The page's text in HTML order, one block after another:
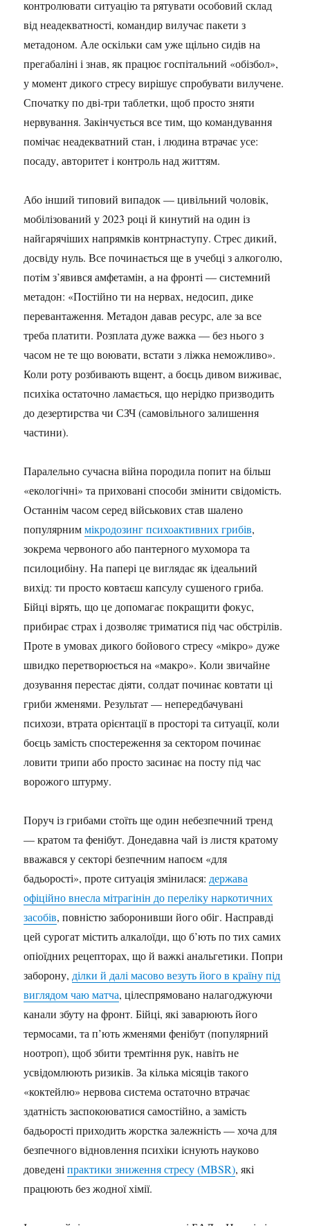
контролювати ситуацію та рятувати особовий склад
від неадекватності, командир вилучає пакети з
метадоном. Але оскільки сам уже щільно сидів на
прегабаліні і знав, як працює госпітальний «обізбол»,
у момент дикого стресу вирішує спробувати вилучене.
Спочатку по дві-три таблетки, щоб просто зняти
нервування. Закінчується все тим, що командування
помічає неадекватний стан, і людина втрачає усе:
посаду, авторитет і контроль над життям.
Або інший типовий випадок — цивільний чоловік,
мобілізований у 2023 році й кинутий на один із
найгарячіших напрямків контрнаступу. Стрес дикий,
досвіду нуль. Все починається ще в учебці з алкоголю,
потім з’явився амфетамін, а на фронті — системний
метадон: «Постійно ти на нервах, недосип, дике
перевантаження. Метадон давав ресурс, але за все
треба платити. Розплата дуже важка — без нього з
часом не те що воювати, встати з ліжка неможливо».
Коли роту розбивають вщент, а боєць дивом виживає,
психіка остаточно ламається, що нерідко призводить
до дезертирства чи СЗЧ (самовільного залишення
частини).
Паралельно сучасна війна породила попит на більш
«екологічні» та приховані способи змінити свідомість.
Останнім часом серед військових став шалено
популярниммікродозинг психоактивних грибів,
зокрема червоного або пантерного мухомора та
псилоцибіну. На папері це виглядає як ідеальний
вихід: ти просто ковтаєш капсулу сушеного гриба.
Бійці вірять, що це допомагає покращити фокус,
прибирає страх і дозволяє триматися під час обстрілів.
Проте в умовах дикого бойового стресу «мікро» дуже
швидко перетворюється на «макро». Коли звичайне
дозування перестає діяти, солдат починає ковтати ці
гриби жменями. Результат — непередбачувані
психози, втрата орієнтації в просторі та ситуації, коли
боєць замість спостереження за сектором починає
ловити трипи або просто засинає на посту під час
ворожого штурму.
Поруч із грибами стоїть ще один небезпечний тренд
— кратом та фенібут. Донедавна чай із листя кратому
вважався у секторі безпечним напоєм «для
бадьорості», проте ситуація змінилася: держава
офіційно внесла мітрагінін до переліку наркотичних
засобів, повністю заборонивши його обіг. Насправді
цей сурогат містить алкалоїди, що б’ють по тих самих
опіоїдних рецепторах, що й важкі анальгетики. Попри
заборону, ділки й далі масово везуть його в країну під
виглядом чаю матча, цілеспрямовано налагоджуючи
канали збуту на фронт. Бійці, які заварюють його
термосами, та п’ють жменями фенібут (популярний
ноотроп), щоб збити тремтіння рук, навіть не
усвідомлюють ризиків. За кілька місяців такого
«коктейлю» нервова система остаточно втрачає
здатність заспокоюватися самостійно, а замість
бадьорості приходить жорстка залежність — хоча для
безпечного відновлення психіки існують науково
доведеніпрактики зниження стресу (MBSR), які
працюють без жодної хімії.